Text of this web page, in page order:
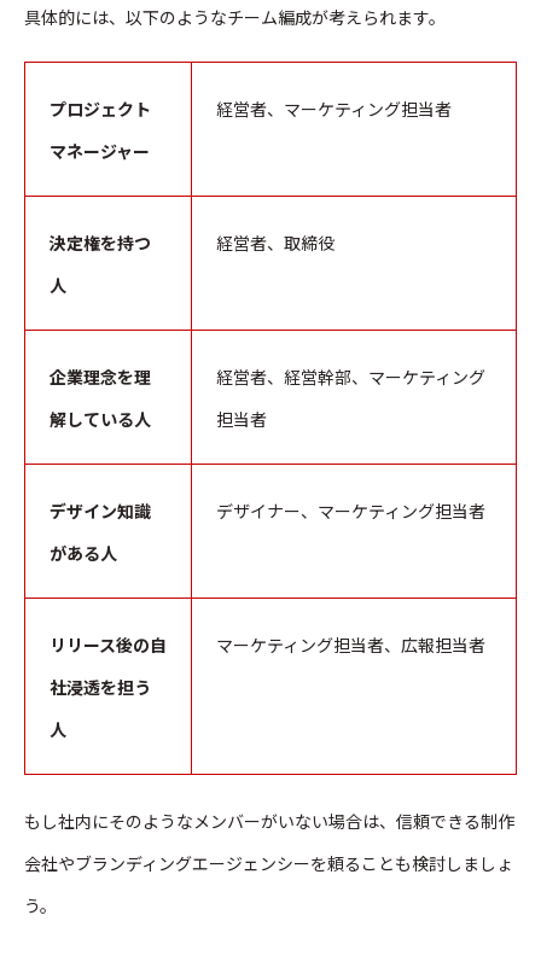
具体的には、以下のようなチーム編成が考えられます。
プロジェクト
マネージャー
経営者、マーケティング担当者
決定権を持つ
人
経営者、取締役
企業理念を理
解している人
経営者、経営幹部、マーケティング
担当者
デザイン知識
がある人
デザイナー、マーケティング担当者
リリース後の自
社浸透を担う
人
マーケティング担当者、広報担当者
もし社内にそのようなメンバーがいない場合は、信頼できる制作
会社やブランディングエージェンシーを頼ることも検討しましょ
う。